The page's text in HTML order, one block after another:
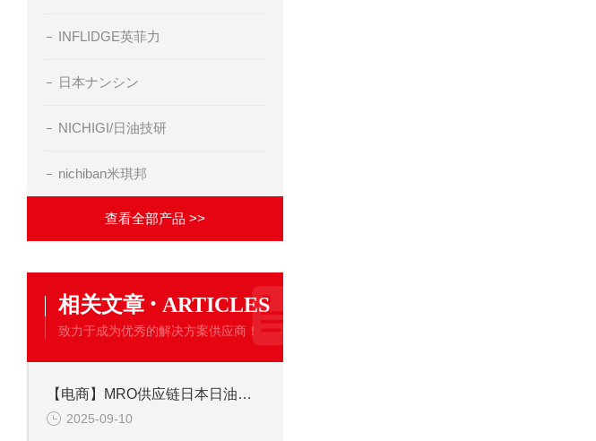
INFLIDGE英菲力
日本ナンシン
NICHIGI/日油技研
nichiban米琪邦
查看全部产品 >>
相关文章 · ARTICLES
致力于成为优秀的解决方案供应商！
【电商】MRO供应链日本日油技研 感温纸 LI-200
2025-09-10